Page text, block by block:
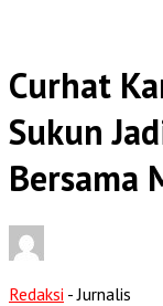
Curhat
Sukun
Bersama
Redaksi - Jurnalis